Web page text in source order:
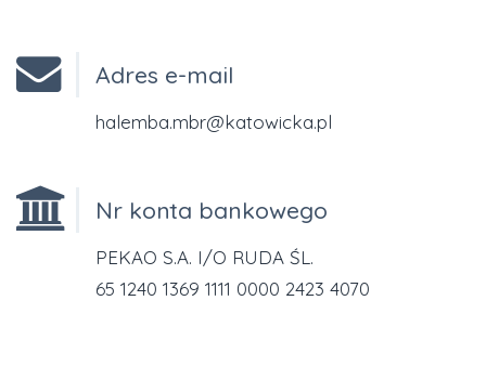
Adres e-mail
halemba.mbr@katowicka.pl
Nr konta bankowego
PEKAO S.A. I/O RUDA ŚL.
65 1240 1369 1111 0000 2423 4070